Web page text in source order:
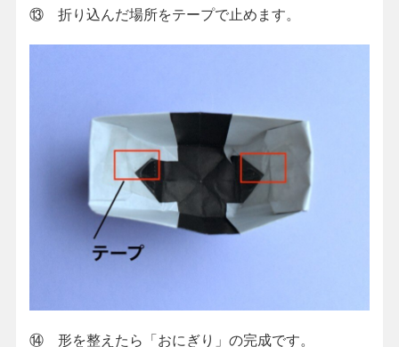
⑬ 折り込んだ場所をテープで止めます。
⑭ 形を整えたら「おにぎり」の完成です。